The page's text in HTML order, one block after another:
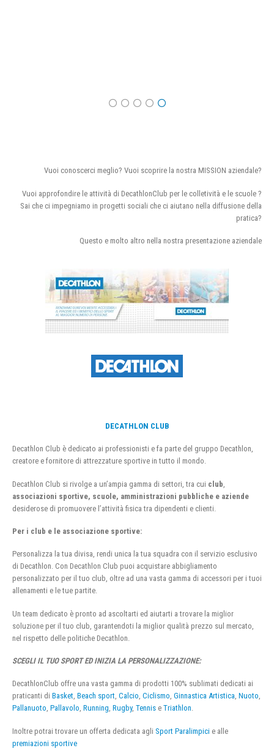
Vuoi conoscerci meglio? Vuoi scoprire la nostra MISSION aziendale?
Vuoi approfondire le attività di DecathlonClub per le colletività e le scuole ?
Sai che ci impegniamo in progetti sociali che ci aiutano nella diffusione della
pratica?
Questo e molto altro nella nostra presentazione aziendale
DECATHLON CLUB
Decathlon Club è dedicato ai professionisti e fa parte del gruppo Decathlon,
creatore e fornitore di attrezzature sportive in tutto il mondo.
Decathlon Club si rivolge a un’ampia gamma di settori, tra cui club
associazioni sportive, scuole, amministrazioni pubbliche e aziende
desiderose di promuovere l’attività fisica tra dipendenti e clienti.
Per i club e le associazione sportive:
Personalizza la tua divisa, rendi unica la tua squadra con il servizio esclusivo
di Decathlon. Con Decathlon Club puoi acquistare abbigliamento
personalizzato per il tuo club, oltre ad una vasta gamma di accessori per i tuoi
allenamenti e le tue partite.
Un team dedicato è pronto ad ascoltarti ed aiutarti a trovare la miglior
soluzione per il tuo club, garantendoti la miglior qualità prezzo sul mercato,
nel rispetto delle politiche Decathlon.
SCEGLI IL TUO SPORT ED INIZIA LA PERSONALIZZAZIONE:
DecathlonClub offre una vasta gamma di prodotti 100% sublimati dedicati ai
praticanti di Basket, Beach sport, Calcio, Ciclismo, Ginnastica Artistica, Nuoto,
Pallanuoto, Pallavolo, Running, Rugby, Tennis e Triathlon.
Inoltre potrai trovare un offerta dedicata agli Sport Paralimpici e alle
premiazioni sportive